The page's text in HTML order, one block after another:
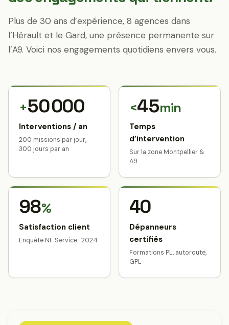
Plus de 30 ans d’expérience, 8 agences dans
l’Hérault et le Gard, une présence permanente sur
l’A9. Voici nos engagements quotidiens envers vous.
+50 000
Interventions / an
200 missions par jour,
300 jours par an
<45min
Temps
d’intervention
Sur la zone Montpellier &
A9
98%
Satisfaction client
Enquête NF Service · 2024
40
Dépanneurs
certifiés
Formations PL, autoroute,
GPL